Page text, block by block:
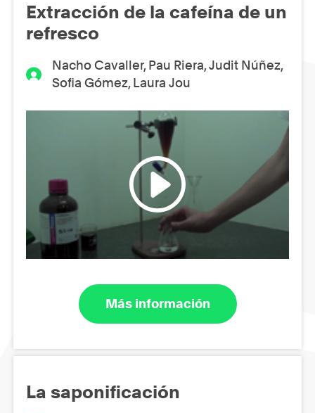
Extracción de la cafeína de un
refresco
Nacho Cavaller, Pau Riera, Judit Núñez,
Sofia Gómez, Laura Jou
Más información
La saponificación